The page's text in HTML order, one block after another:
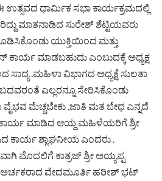
ಧಾರ್ಮಿಕ ಸಭಾ ಕಾರ್ಯಕ್ರಮದಲ್ಲಿ
ಮಾತನಾಡಿದ ಸುರೇಶ್ ಶೆಟ್ಟಿಯವರು
ಯುಕ್ತಿಯಿಂದ ಮತ್ತು
ಮಾಡಬಹುದು ಎಂಬುದಕ್ಕೆ ಅಧ್ಯಕ್ಷ
.ಮಹಿಳಾ ವಿಭಾಗದ ಅಧ್ಯಕ್ಷೆ ಸುಲತಾ
ಎಲ್ಲರನ್ನೂ ಸೇರಿಸಿಕೊಂಡು
ಮೆಚ್ಚಬೇಕು ,ಜಾತಿ ಮತ ಬೇಧ ಎನ್ನದೆ
ಮಾಡಿದ ಆಯ್ದ ಮಹಿಳೆಯರಿಗೆ ಶ್ರೀ
ಕಾರ್ಯ ಶ್ಲಾಘನೀಯ ಎಂದರು .
ಮೊದಲಿಗೆ ಕಾತ್ರಜ್ ಶ್ರೀ ಅಯ್ಯಪ್ಪ
ಅರ್ಚಕರಾದ ವೇದಮೂರ್ತಿ ಹರೀಶ್ ಭಟ್